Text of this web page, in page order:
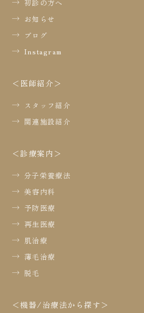
初診の方へ
お知らせ
ブログ
Instagram
医師紹介
スタッフ紹介
関連施設紹介
診療案内
分子栄養療法
美容内科
予防医療
再生医療
肌治療
薄毛治療
脱毛
機器/治療法から探す